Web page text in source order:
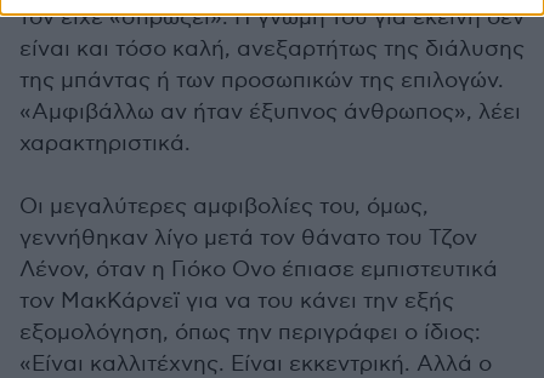
τον είχε «σπρώξει». Η γνώμη του για εκείνη δεν
είναι και τόσο καλή, ανεξαρτήτως της διάλυσης
της μπάντας ή των προσωπικών της επιλογών.
«Αμφιβάλλω αν ήταν έξυπνος άνθρωπος», λέει
χαρακτηριστικά.
Οι μεγαλύτερες αμφιβολίες του, όμως,
γεννήθηκαν λίγο μετά τον θάνατο του Τζον
Λένον, όταν η Γιόκο Ονο έπιασε εμπιστευτικά
τον ΜακΚάρνεϊ για να του κάνει την εξής
εξομολόγηση, όπως την περιγράφει ο ίδιος:
«Είναι καλλιτέχνης. Είναι εκκεντρική. Αλλά ο